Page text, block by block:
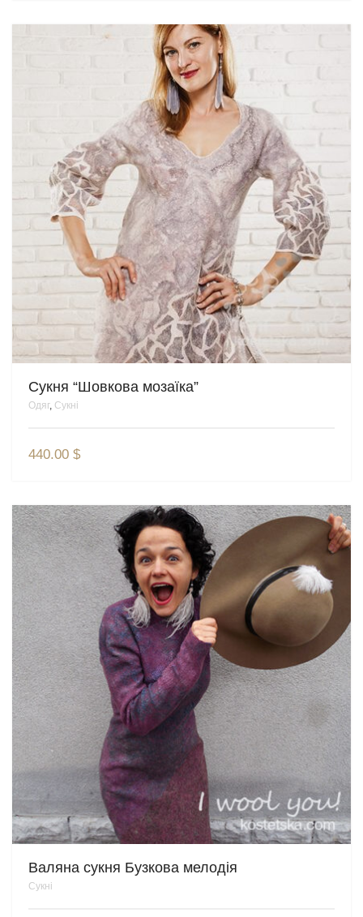
Сукня “Шовкова мозаїка”
Одяг, Сукні
440.00 $
Валяна сукня Бузкова мелодія
Сукні